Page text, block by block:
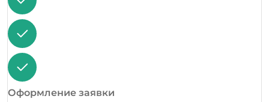
Оформление заявки